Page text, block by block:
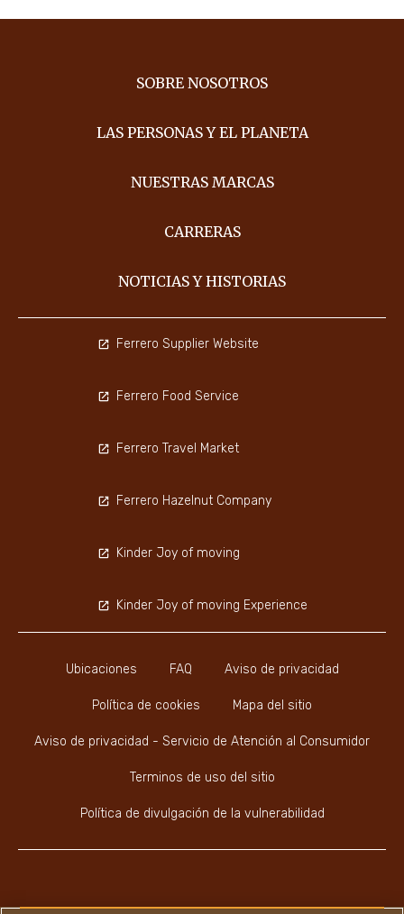
SOBRE NOSOTROS
LAS PERSONAS Y EL PLANETA
NUESTRAS MARCAS
CARRERAS
NOTICIAS Y HISTORIAS
Ubicaciones FAQ Aviso de privacidad
Política de cookies Mapa del sitio
Aviso de privacidad - Servicio de Atención al Consumidor
Terminos de uso del sitio
Política de divulgación de la vulnerabilidad
Ferrero Supplier Website
Ferrero Food Service
Ferrero Travel Market
Ferrero Hazelnut Company
Kinder Joy of moving
Kinder Joy of moving Experience